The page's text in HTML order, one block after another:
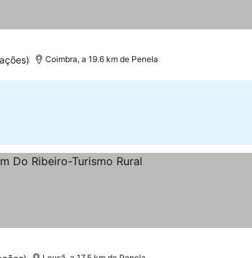
Coimbra, a 19.6 km de Penela